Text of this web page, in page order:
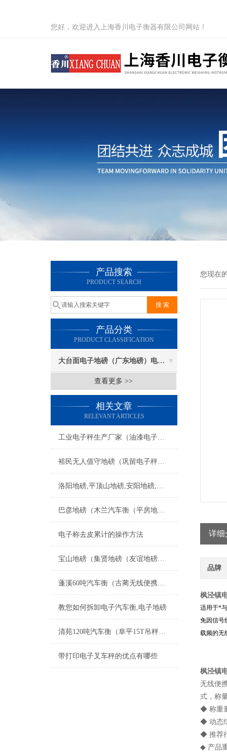
您好，欢迎进入上海香川电子衡器有限公司网站！
产品搜索
PRODUCT SEARCH
产品分类
PRODUCT CLASSIFICATION
大台面电子地磅（广东地磅）电子汽车衡
查看更多 >>
相关文章
RELEVANT ARTICLES
工业电子秤生产厂家（油漆电子秤价格
裕民无人值守地磅（巩留电子秤）霍城汽车衡）新源防爆秤维修
洛阳地磅,平顶山地磅,安阳地磅,鹤壁地磅,新乡地磅
巴彦地磅（木兰汽车衡（平房地磅）松北汽车衡）杜尔伯特地磅维修
电子称去皮累计的操作方法
宝山地磅（集贤地磅（友谊地磅（宝清地磅）饶河地磅）双鸭山地磅维修
蓬溪60吨汽车衡（古蔺无线便携式地磅）苍溪15T地磅维修
教您如何拆卸电子汽车衡,电子地磅
清苑120吨汽车衡（阜平15T吊秤）尚义10T地磅）徐水汽车磅称维修
带打印电子叉车秤的优点有哪些
您现在
详细
品牌
枫泾镇
适用于*
免因信号
载频的无
枫泾镇
无线便
式，称
◆ 称重
◆ 动态
◆ 推荐
◆ 产品